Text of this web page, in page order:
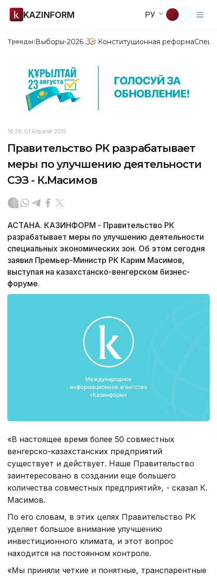
KAZINFORM РУ
Тренды:Выборы-2026 Конституционная реформа
16:26, 01 Апреля 2015
Правительство РК разрабатывает
меры по улучшению деятельности
СЭЗ - К.Масимов
АСТАНА. КАЗИНФОРМ - Правительство РК
разрабатывает меры по улучшению деятельности
специальных экономических зон. Об этом сегодня
заявил Премьер-Министр РК Карим Масимов,
выступая на казахстанско-венгерском бизнес-
форуме.
«В настоящее время более 50 совместных
венгерско-казахстанских предприятий
существует и действует. Наше Правительство
заинтересовано в создании еще большего
количества совместных предприятий», - сказал К.
Масимов.
По его словам, в этих целях Правительство РК
уделяет большое внимание улучшению
инвестиционного климата, и этот вопрос
находится на постоянном контроле.
«Мы приняли четкие и понятные, транспарентные